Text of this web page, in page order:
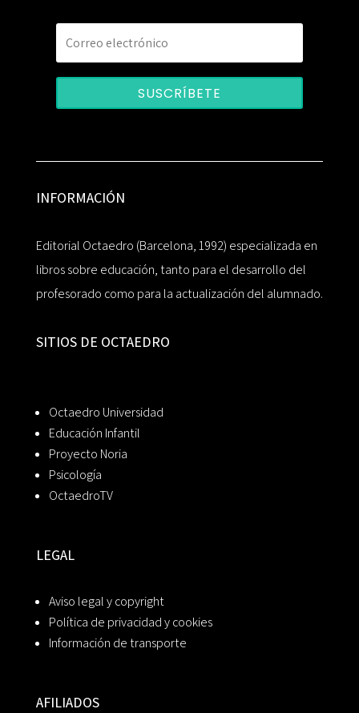
SUSCRÍBETE
INFORMACIÓN
Editorial Octaedro (Barcelona, 1992) especializada en
libros sobre educación, tanto para el desarrollo del
profesorado como para la actualización del alumnado.
SITIOS DE OCTAEDRO
Octaedro Universidad
Educación Infantil
Proyecto Noria
Psicología
OctaedroTV
LEGAL
Aviso legal y copyright
Política de privacidad y cookies
Información de transporte
AFILIADOS